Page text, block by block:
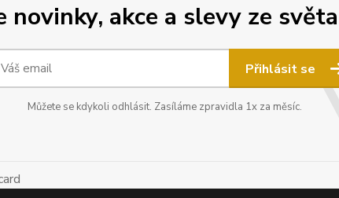
novinky, akce a slevy ze
Přihlásit se
Můžete se kdykoli odhlásit. Zasíláme zpravidla 1x za měsíc.